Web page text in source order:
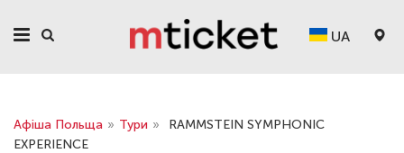
UA
Афіша Польща » Тури »
RAMMSTEIN SYMPHONIC
EXPERIENCE